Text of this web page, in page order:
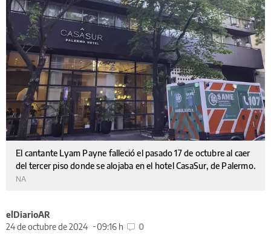
El cantante Lyam Payne falleció el pasado 17 de octubre al caer
del tercer piso donde se alojaba en el hotel CasaSur, de Palermo.
NA
elDiarioAR
24 de octubre de 2024
09:16 h 0